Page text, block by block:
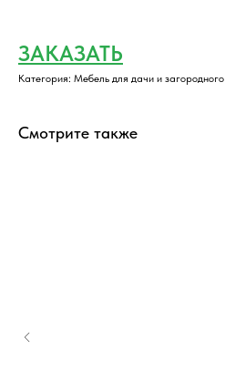
ЗАКАЗАТЬ
Категория: Мебель для дачи и
Смотрите также